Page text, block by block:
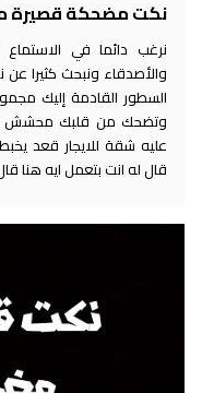
نكت مضحكة قصيرة
نرغب دائما في
والأصدقاء ونبحث كثيرا
السطور القادمة إليك
وتضحك من قلبك محشش
عليه شقة للايجار قعد
قال له انت بتعمل ايه هنا